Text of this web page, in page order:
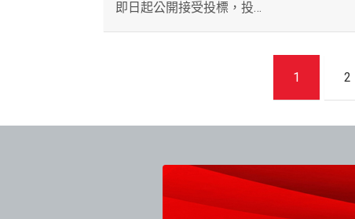
即日起公開接受投標，投…
導
1 2